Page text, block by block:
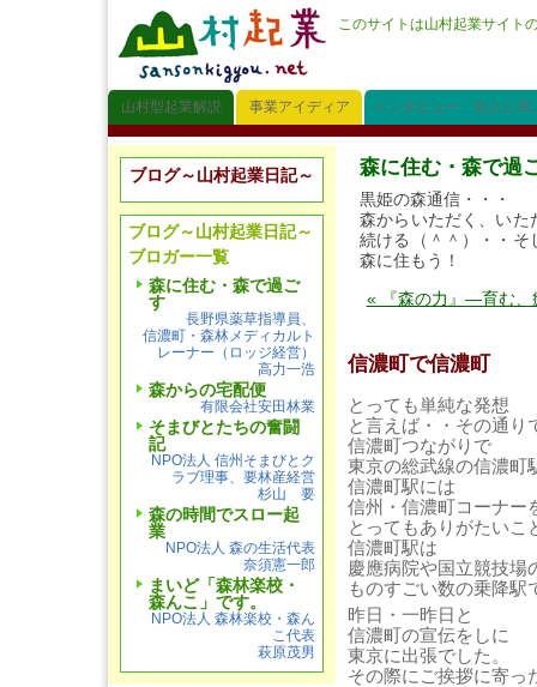
このサイトは山村起業サイト
山村型起業解説 事業アイディア インタビュー「先人に学
森に住む・森で過
黒姫の森通信・・・
森からいただく、いた
続ける（＾＾）・・そ
森に住もう！
« 『森の力』―育む、
信濃町で信濃町
とっても単純な発想
と言えば・・その通り
信濃町つながりで
東京の総武線の信濃町
信濃町駅には
信州・信濃町コーナー
とってもありがたいこ
信濃町駅は
慶應病院や国立競技場
ものすごい数の乗降駅
昨日・一昨日と
信濃町の宣伝をしに
東京に出張でした。
その際にご挨拶に寄っ
ブログ～山村起業日記～
ブログ～山村起業日記～
ブロガー一覧
森に住む・森で過ご
す
長野県薬草指導員、
信濃町・森林メディカルト
レーナー（ロッジ経営）
高力一浩
森からの宅配便
有限会社安田林業
そまびとたちの奮闘
記
NPO法人 信州そまびとク
ラブ理事、要林産経営
杉山 要
森の時間でスロー起
業
NPO法人 森の生活代表
奈須憲一郎
まいど「森林楽校・
森んこ」です。
NPO法人 森林楽校・森ん
こ代表
萩原茂男